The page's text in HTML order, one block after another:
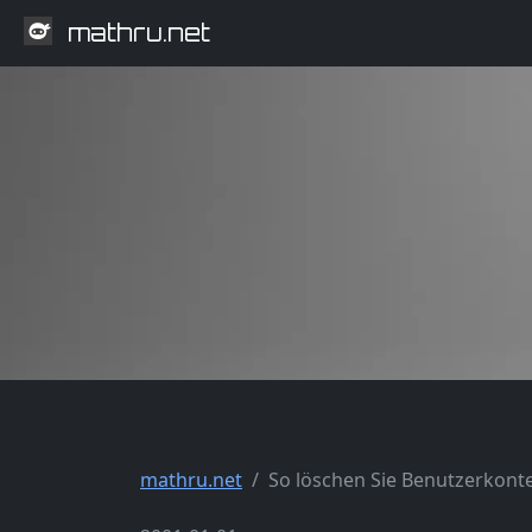
mathru.net
mathru.net So löschen Sie